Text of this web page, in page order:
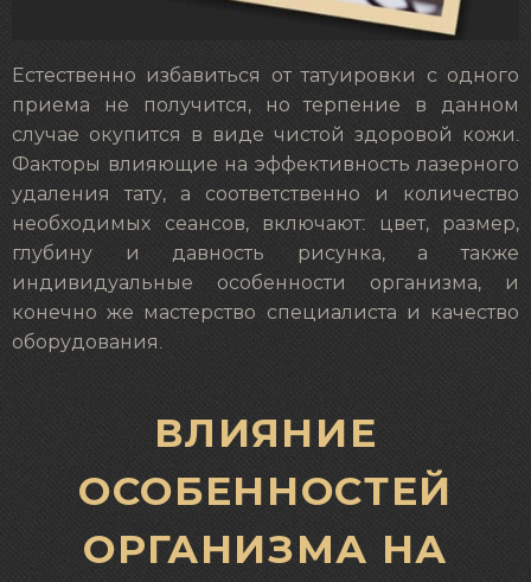
Естественно избавиться от татуировки с одного
приема не получится, но терпение в данном
случае окупится в виде чистой здоровой кожи.
Факторы влияющие на эффективность лазерного
удаления тату, а соответственно и количество
необходимых сеансов, включают: цвет, размер,
глубину и давность рисунка, а также
индивидуальные особенности организма, и
конечно же мастерство специалиста и качество
оборудования.
ВЛИЯНИЕ
ОСОБЕННОСТЕЙ
ОРГАНИЗМА НА